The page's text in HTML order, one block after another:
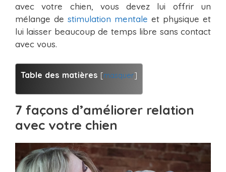
avec votre chien, vous devez lui offrir un
mélange de stimulation mentale et physique et
lui laisser beaucoup de temps libre sans contact
avec vous.
Table des matières [masquer]
7 façons d’améliorer relation
avec votre chien